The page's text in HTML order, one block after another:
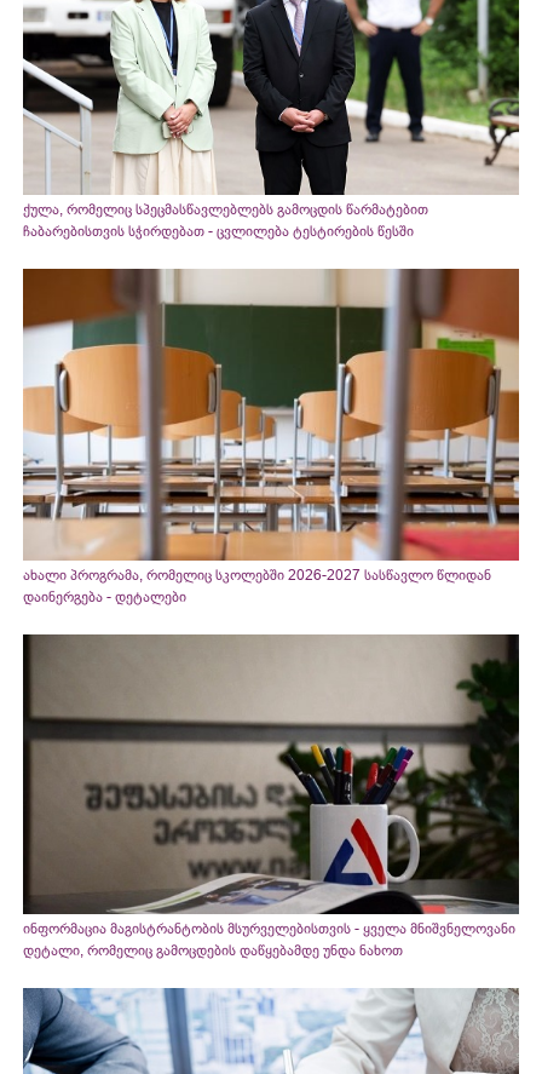
ქულა, რომელიც სპეცმასწავლებლებს გამოცდის წარმატებით
ჩაბარებისთვის სჭირდებათ - ცვლილება ტესტირების წესში
ახალი პროგრამა, რომელიც სკოლებში 2026-2027 სასწავლო წლიდან
დაინერგება - დეტალები
ინფორმაცია მაგისტრანტობის მსურველებისთვის - ყველა მნიშვნელოვანი
დეტალი, რომელიც გამოცდების დაწყებამდე უნდა ნახოთ